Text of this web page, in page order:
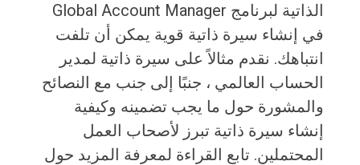
الذاتية لبرنامج Global Account Manager
في إنشاء سيرة ذاتية قوية يمكن أن تلفت
انتباهك. نقدم مثالاً على سيرة ذاتية لمدير
الحساب العالمي ، جنبًا إلى جنب مع النصائح
والمشورة حول ما يجب تضمينه وكيفية
إنشاء سيرة ذاتية تبرز لأصحاب العمل
المحتملين. تابع القراءة لمعرفة المزيد حول